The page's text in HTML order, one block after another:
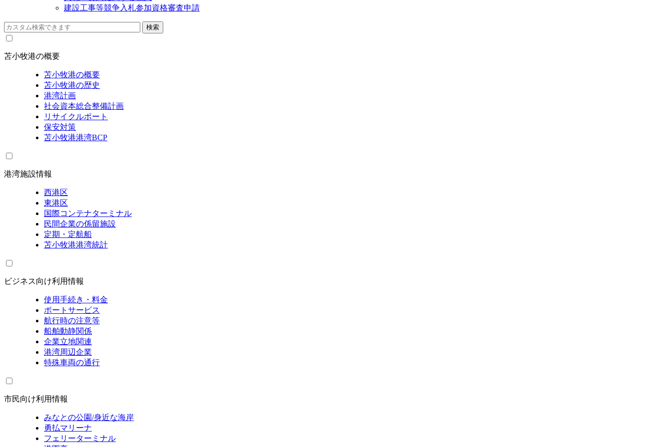
建設工事等競争入札参加資格審査申請
苫小牧港の概要
苫小牧港の概要
苫小牧港の歴史
港湾計画
社会資本総合整備計画
リサイクルポート
保安対策
苫小牧港港湾BCP
港湾施設情報
西港区
東港区
国際コンテナターミナル
民間企業の係留施設
定期・定航船
苫小牧港港湾統計
ビジネス向け利用情報
使用手続き・料金
ポートサービス
航行時の注意等
船舶動静関係
企業立地関連
港湾周辺企業
特殊車両の通行
市民向け利用情報
みなとの公園/身近な海岸
勇払マリーナ
フェリーターミナル